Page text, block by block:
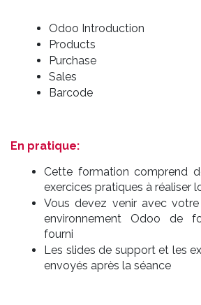
Odoo Introduction
Products
Purchase
Sales
Barcode
En pratique:
Cette formation comprend
exercices pratiques à réaliser
Vous devez venir avec
environnement Odoo de
fourni
Les slides de support et les
envoyés après la séance